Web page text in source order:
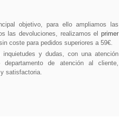
objetivo, para ello ampliamos las
las devoluciones, realizamos el primer
coste para pedidos superiores a 59€.
y dudas, con una atención
de atención al cliente,
satisfactoria.